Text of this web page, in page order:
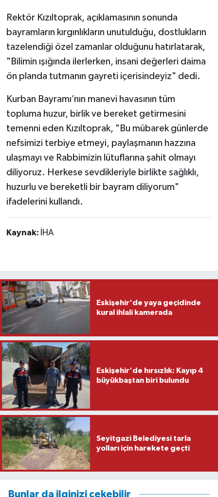
Rektör Kızıltoprak, açıklamasının sonunda
bayramların kırgınlıkların unutulduğu, dostlukların
tazelendiği özel zamanlar olduğunu hatırlatarak,
"Bilimin ışığında ilerlerken, insani değerleri daima
ön planda tutmanın gayreti içerisindeyiz" dedi.
Kurban Bayramı’nın manevi havasının tüm
topluma huzur, birlik ve bereket getirmesini
temenni eden Kızıltoprak, "Bu mübarek günlerde
nefsimizi terbiye etmeyi, paylaşmanın hazzına
ulaşmayı ve Rabbimizin lütuflarına şahit olmayı
diliyoruz. Herkese sevdikleriyle birlikte sağlıklı,
huzurlu ve bereketli bir bayram diliyorum"
ifadelerini kullandı.
Kaynak: İHA
Eskişehir'de yaya geçidinde
kural ihlali kamerada
Eskişehir'de hırsızlık: Kayıp 4
büyükbaştan biri bulundu
Seyitgazi Belediyesi tarla
yolları için harekete geçti
Bunlar da ilginizi çekebilir